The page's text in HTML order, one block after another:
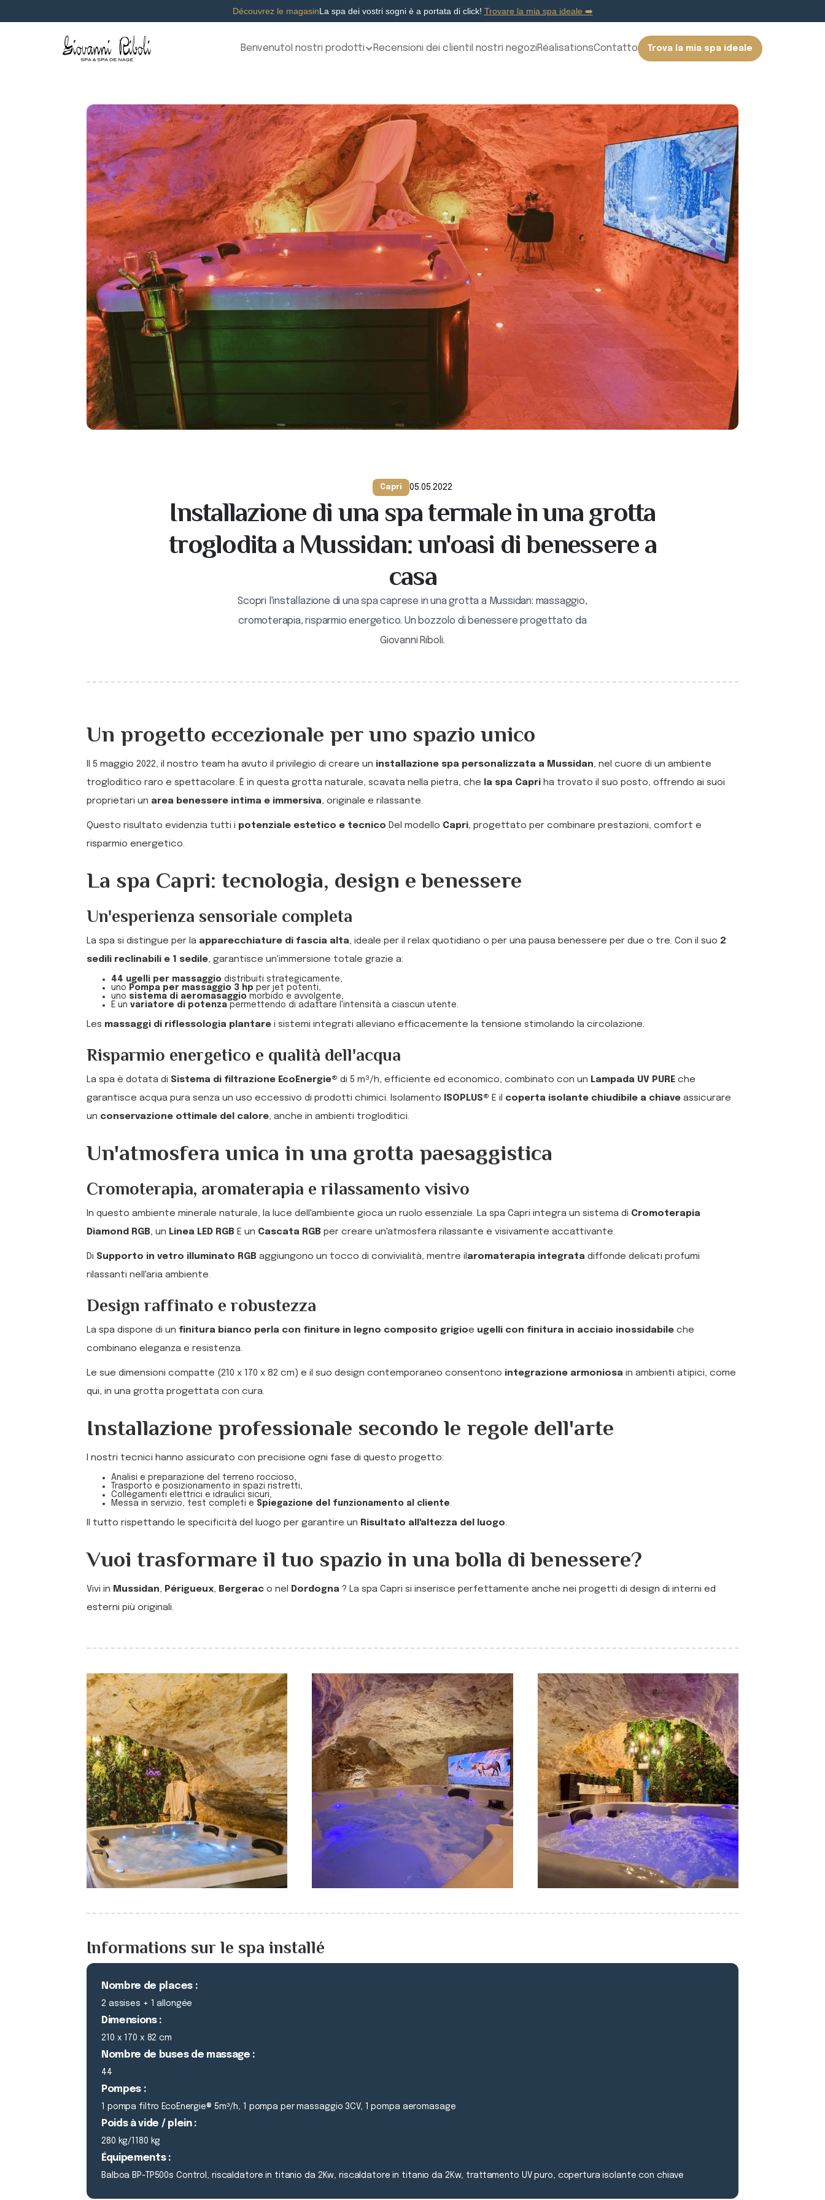
Découvrez le magasinLa spa dei vostri sogni è a portata di click! Trovare la mia spa ideale ➡️
Benvenuto I nostri prodotti Recensioni dei clienti I nostri negoziRéalisationsContatto Trova la mia spa ideale
Capri 05.05.2022
Installazione di una spa termale in una grotta
troglodita a Mussidan: un'oasi di benessere a
casa
Scopri l'installazione di una spa caprese in una grotta a Mussidan: massaggio,
cromoterapia, risparmio energetico. Un bozzolo di benessere progettato da
Giovanni Riboli.
Un progetto eccezionale per uno spazio unico
Il 5 maggio 2022, il nostro team ha avuto il privilegio di creare un installazione spa personalizzata a Mussidan, nel cuore di un ambiente
trogloditico raro e spettacolare. È in questa grotta naturale, scavata nella pietra, che
la spa Capri ha trovato il suo posto, offrendo ai suoi
proprietari un area benessere intima e immersiva, originale e rilassante.
Questo risultato evidenzia tutti i potenziale estetico e tecnico Del modello Capri, progettato per combinare prestazioni, comfort e
risparmio energetico.
La spa Capri: tecnologia, design e benessere
Un'esperienza sensoriale completa
La spa si distingue per la apparecchiature di fascia alta, ideale per il relax quotidiano o per una pausa benessere per due o tre. Con il suo 2
sedili reclinabili e 1 sedile, garantisce un'immersione totale grazie a:
44 ugelli per massaggio distribuiti strategicamente,
uno Pompa per massaggio 3 hp per jet potenti,
uno sistema di aeromasaggio morbido e avvolgente,
E un variatore di potenza permettendo di adattare l'intensità a ciascun utente.
Les massaggi di riflessologia plantare i sistemi integrati alleviano efficacemente la tensione stimolando la circolazione.
Risparmio energetico e qualità dell'acqua
La spa è dotata di Sistema di filtrazione EcoEnergie® di 5 m³/h, efficiente ed economico, combinato con un Lampada UV PURE che
garantisce acqua pura senza un uso eccessivo di prodotti chimici. Isolamento
ISOPLUS® E il coperta isolante chiudibile a chiave assicurare
un conservazione ottimale del calore, anche in ambienti trogloditici.
Un'atmosfera unica in una grotta paesaggistica
Cromoterapia, aromaterapia e rilassamento visivo
In questo ambiente minerale naturale, la luce dell'ambiente gioca un ruolo essenziale. La spa Capri integra un sistema di Cromoterapia
Diamond RGB, un Linea LED RGB E un Cascata RGB per creare un'atmosfera rilassante e visivamente accattivante.
Di Supporto in vetro illuminato RGB aggiungono un tocco di convivialità, mentre il aromaterapia integrata diffonde delicati profumi
rilassanti nell'aria ambiente.
Design raffinato e robustezza
La spa dispone di un finitura bianco perla con finiture in legno composito grigioe ugelli con finitura in acciaio inossidabile che
combinano eleganza e resistenza.
Le sue dimensioni compatte (210 x 170 x 82 cm) e il suo design contemporaneo consentono integrazione armoniosa in ambienti atipici, come
qui, in una grotta progettata con cura.
Installazione professionale secondo le regole dell'arte
I nostri tecnici hanno assicurato con precisione ogni fase di questo progetto:
Analisi e preparazione del terreno roccioso,
Trasporto e posizionamento in spazi ristretti,
Collegamenti elettrici e idraulici sicuri,
Messa in servizio, test completi e Spiegazione del funzionamento al cliente.
Il tutto rispettando le specificità del luogo per garantire un Risultato all'altezza del luogo.
Vuoi trasformare il tuo spazio in una bolla di benessere?
Vivi in Mussidan, Périgueux, Bergerac o nel Dordogna ? La spa Capri si inserisce perfettamente anche nei progetti di design di interni ed
esterni più originali.
Informations sur le spa installé
Nombre de places :
2 assises + 1 allongée
Dimensions :
210 x 170 x 82 cm
Nombre de buses de massage :
44
Pompes :
1 pompa filtro EcoEnergie® 5m³/h, 1 pompa per massaggio 3CV, 1 pompa aeromasage
Poids à vide / plein :
280 kg/1180 kg
Équipements :
Balboa BP-TP500s Control, riscaldatore in titanio da 2Kw, riscaldatore in titanio da 2Kw, trattamento UV puro, copertura isolante con chiave